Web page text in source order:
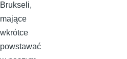
Brukseli,
mające
wkrótce
powstawać